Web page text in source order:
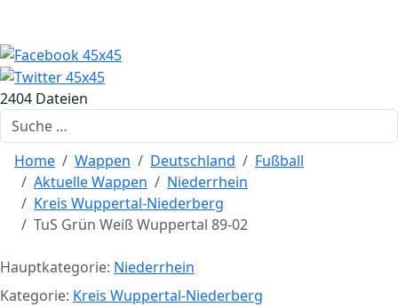
2404 Dateien
Suchen
Home Wappen Deutschland
Fußball
Aktuelle Wappen
Niederrhein
Kreis Wuppertal-Niederberg
TuS Grün Weiß Wuppertal 89-02
Hauptkategorie: Niederrhein
Kategorie: Kreis Wuppertal-Niederberg